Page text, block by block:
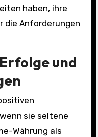
haben, ihre
die Anforderungen
und
sie seltene
Währung als